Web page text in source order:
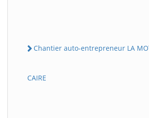
Chantier auto-entrepreneur LA
CAIRE